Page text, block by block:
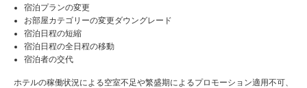
宿泊プランの変更
お部屋カテゴリーの変更ダウングレード
宿泊日程の短縮
宿泊日程の全日程の移動
宿泊者の交代
ホテルの稼働状況による空室不足や繁盛期によるプロモーション適用不可、